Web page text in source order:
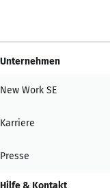
Unternehmen
New Work SE
Karriere
Presse
Hilfe & Kontakt